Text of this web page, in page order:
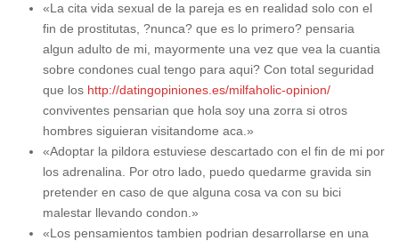
«La cita vida sexual de la pareja es en realidad solo con el
fin de prostitutas, ?nunca? que es lo primero? pensaria
algun adulto de mi, mayormente una vez que vea la cuantia
sobre condones cual tengo para aqui? Con total seguridad
que los http://datingopiniones.es/milfaholic-opinion/
conviventes pensarian que hola soy una zorra si otros
hombres siguieran visitandome aca.»
«Adoptar la pildora estuviese descartado con el fin de mi por
los adrenalina. Por otro lado, puedo quedarme gravida sin
pretender en caso de que alguna cosa va con su bici
malestar llevando condon.»
«Los pensamientos tambien podrian desarrollarse en una